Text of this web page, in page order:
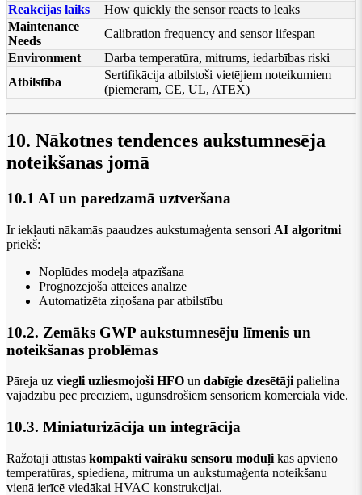
Reakcijas laiks
How quickly the sensor reacts to leaks
Maintenance
Needs
Calibration frequency and sensor lifespan
Environment
Darba temperatūra, mitrums, iedarbības riski
Atbilstība
Sertifikācija atbilstoši vietējiem noteikumiem
(piemēram, CE, UL, ATEX)
10. Nākotnes tendences aukstumnesēja
noteikšanas jomā
10.1 AI un paredzamā uztveršana
Ir iekļauti nākamās paaudzes aukstumaģenta sensori AI algoritmi
priekš:
Noplūdes modeļa atpazīšana
Prognozējošā atteices analīze
Automatizēta ziņošana par atbilstību
10.2. Zemāks GWP aukstumnesēju līmenis un
noteikšanas problēmas
Pāreja uz viegli uzliesmojoši HFO un dabīgie dzesētājipalielina
vajadzību pēc precīziem, ugunsdrošiem sensoriem komerciālā vidē.
10.3. Miniaturizācija un integrācija
Ražotāji attīstās kompakti vairāku sensoru moduļi kas apvieno
temperatūras, spiediena, mitruma un aukstumaģenta noteikšanu
vienā ierīcē viedākai HVAC konstrukcijai.